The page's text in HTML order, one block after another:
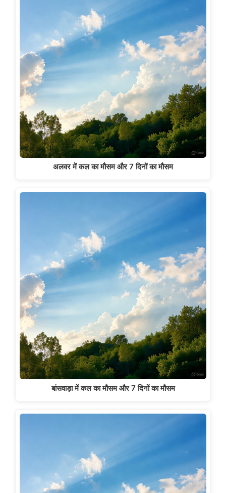
अलवर में कल का मौसम और 7 दिनों का मौसम
बांसवाड़ा में कल का मौसम और 7 दिनों का मौसम